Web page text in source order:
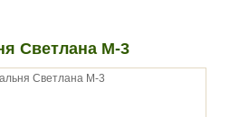
Светлана М-3